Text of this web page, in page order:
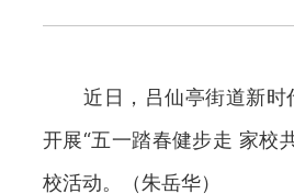
近日，吕仙亭街道新时
开展“五一踏春健步走 家校
校活动。（朱岳华）